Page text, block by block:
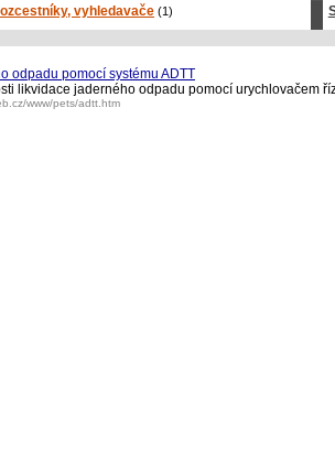
vyhledavače (1)
odpadu pomocí systému ADTT
likvidace jaderného odpadu pomocí urychlovačem
www/pets/adtt.htm